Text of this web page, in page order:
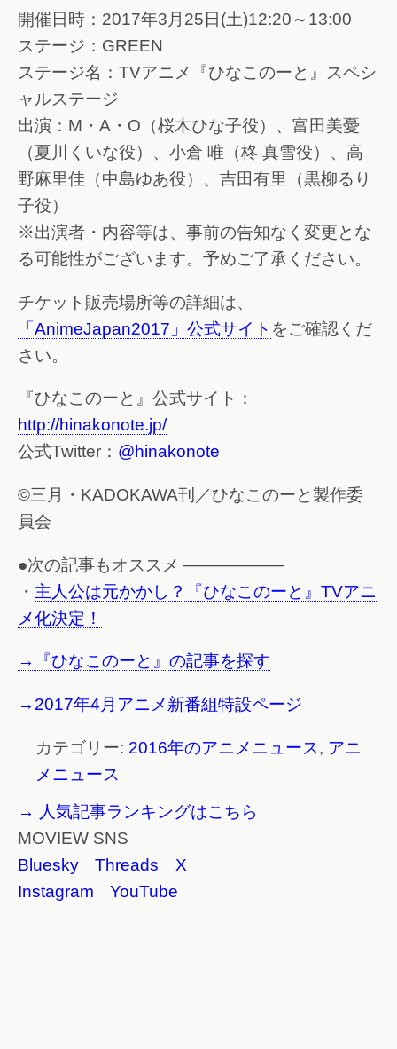
開催日時：2017年3月25日(土)12:20～13:00
ステージ：GREEN
ステージ名：TVアニメ『ひなこのーと』スペシ
ャルステージ
出演：M・A・O（桜木ひな子役）、富田美憂
（夏川くいな役）、小倉 唯（柊 真雪役）、高
野麻里佳（中島ゆあ役）、吉田有里（黒柳るり
子役）
※出演者・内容等は、事前の告知なく変更とな
る可能性がございます。予めご了承ください。
チケット販売場所等の詳細は、
「AnimeJapan2017」公式サイト をご確認くだ
さい。
『ひなこのーと』公式サイト：
http://hinakonote.jp/
公式Twitter： @hinakonote
©三月・KADOKAWA刊／ひなこのーと製作委
員会
●次の記事もオススメ ——————
・ 主人公は元かかし？『ひなこのーと』TVアニ
メ化決定！
→『ひなこのーと』の記事を探す
→2017年4月アニメ新番組特設ページ
カテゴリー: 2016年のアニメニュース, アニ
メニュース
→ 人気記事ランキングはこちら
MOVIEW SNS
Bluesky
Threads
X
Instagram
YouTube